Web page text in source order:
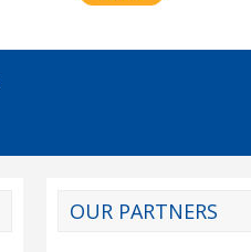
OUR PARTNERS